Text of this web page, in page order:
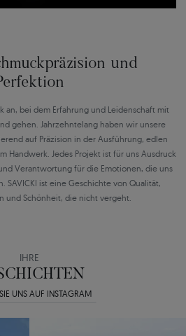
und
an, bei dem Erfahrung und Leidenschaft mit
gehen. Jahrzehntelang haben wir unsere
auf Präzision in der Ausführung, edlen
Handwerk. Jedes Projekt ist für uns Ausdruck
Verantwortung für die Emotionen, die uns
SAVICKI ist eine Geschichte von Qualität,
und Schönheit, die nicht vergeht.
IHRE
UNS AUF INSTAGRAM